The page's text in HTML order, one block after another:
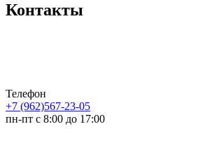
Контакты
Телефон
+7 (962)567-23-05
пн-пт с 8:00 до 17:00